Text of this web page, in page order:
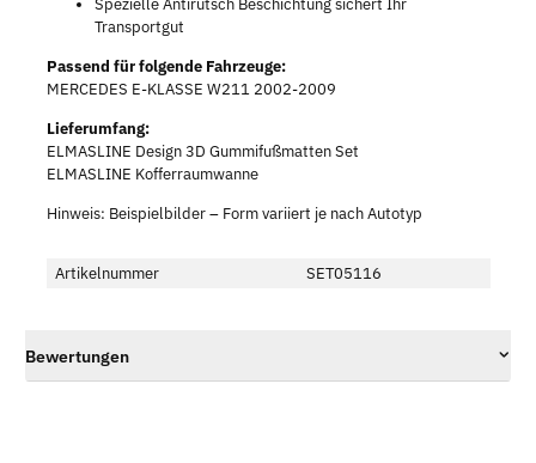
Spezielle Antirutsch Beschichtung sichert Ihr
Transportgut
Passend für folgende Fahrzeuge:
MERCEDES E-KLASSE W211 2002-2009
Lieferumfang:
ELMASLINE Design 3D Gummifußmatten Set
ELMASLINE Kofferraumwanne
Hinweis: Beispielbilder – Form variiert je nach Autotyp
Artikelnummer SET05116
Bewertungen